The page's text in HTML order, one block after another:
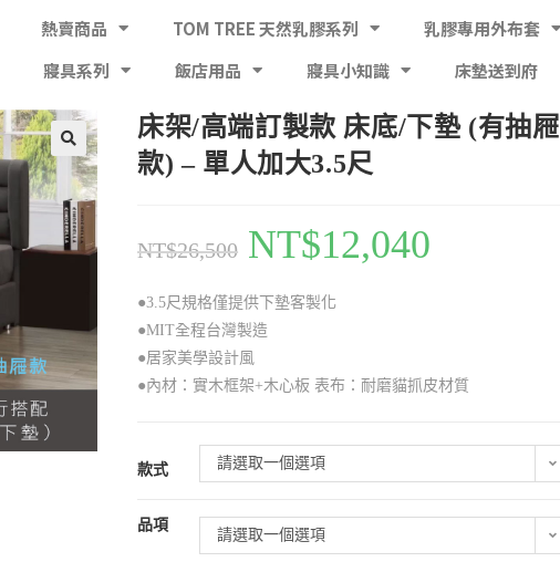
熱賣商品 TOM TREE 天然乳膠系列 乳膠專用外布套
寢具系列
飯店用品 寢具小知識 床墊送到府
床架/高端訂製款 床底/下墊 (有抽屜
款) – 單人加大3.5尺
NT$26,500 NT$12,040
●3.5尺規格僅提供下墊客製化
●MIT全程台灣製造
●居家美學設計風
●內材：實木框架+木心板 表布：耐磨貓抓皮材質
款式 請選取一個選項
品項
請選取一個選項